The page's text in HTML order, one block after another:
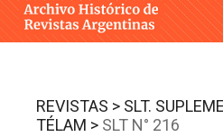
INTEGRANTES
CONTACTO
REVISTAS > SLT.
TÉLAM > SLT N° 216